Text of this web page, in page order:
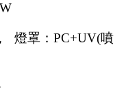
燈罩：PC+UV(噴